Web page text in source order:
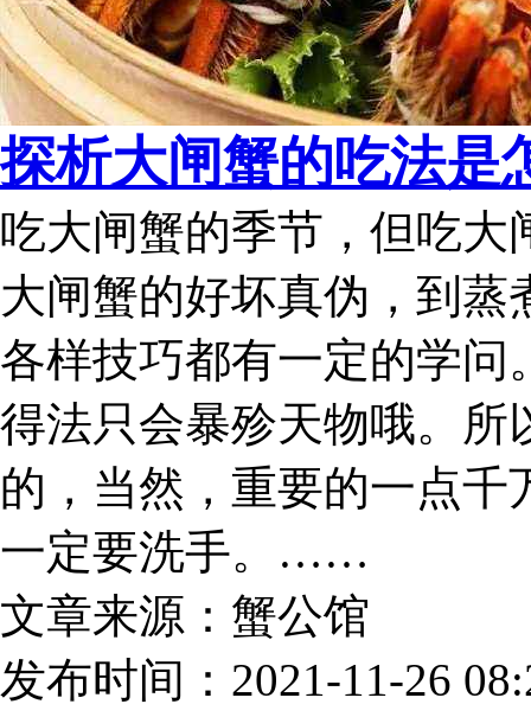
探析大闸蟹的吃法是
吃大闸蟹的季节，但吃大
大闸蟹的好坏真伪，到
各样技巧都有一定的学问
得法只会暴殄天物哦。所
的，当然，重要的一点
一定要洗手。……
文章来源：蟹公馆
发布时间：2021-11-26